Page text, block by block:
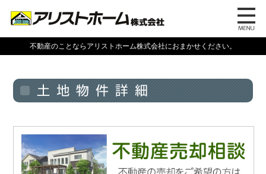
不動産のことならアリストホーム株式会社におまかせください。